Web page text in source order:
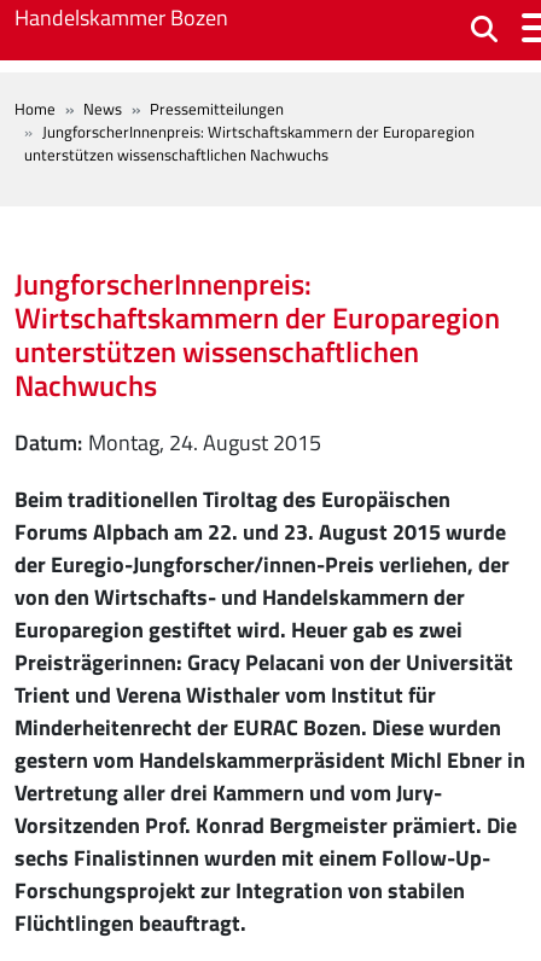
Skip to main content
Handelskammer Bozen
BREADCRUMB
Home News
Pressemitteilungen
JungforscherInnenpreis: Wirtschaftskammern der Europaregion
unterstützen wissenschaftlichen Nachwuchs
JungforscherInnenpreis:
Wirtschaftskammern der Europaregion
unterstützen wissenschaftlichen
Nachwuchs
Datum Montag, 24. August 2015
Beim traditionellen Tiroltag des Europäischen
Forums Alpbach am 22. und 23. August 2015 wurde
der Euregio-Jungforscher/innen-Preis verliehen, der
von den Wirtschafts- und Handelskammern der
Europaregion gestiftet wird. Heuer gab es zwei
Preisträgerinnen: Gracy Pelacani von der Universität
Trient und Verena Wisthaler vom Institut für
Minderheitenrecht der EURAC Bozen. Diese wurden
gestern vom Handelskammerpräsident Michl Ebner in
Vertretung aller drei Kammern und vom Jury-
Vorsitzenden Prof. Konrad Bergmeister prämiert. Die
sechs Finalistinnen wurden mit einem Follow-Up-
Forschungsprojekt zur Integration von stabilen
Flüchtlingen beauftragt.